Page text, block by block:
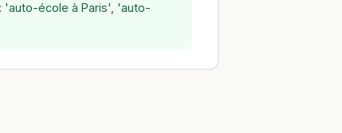
'auto-école à Paris', 'auto-